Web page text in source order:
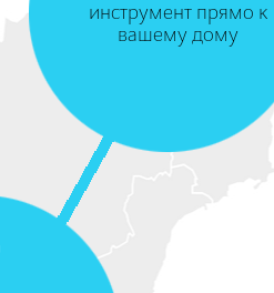
инструмент прямо к
вашему дому